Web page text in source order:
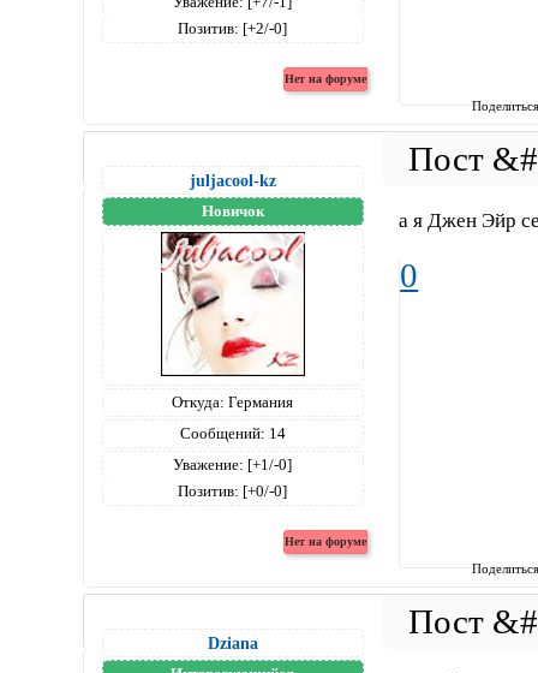
Позитив: [+2/-0]
juljacool-kz
Новичок
Откуда: Германия
Сообщений: 14
Уважение: [+1/-0]
Позитив: [+0/-0]
а я Джен Эйр
0
Dziana